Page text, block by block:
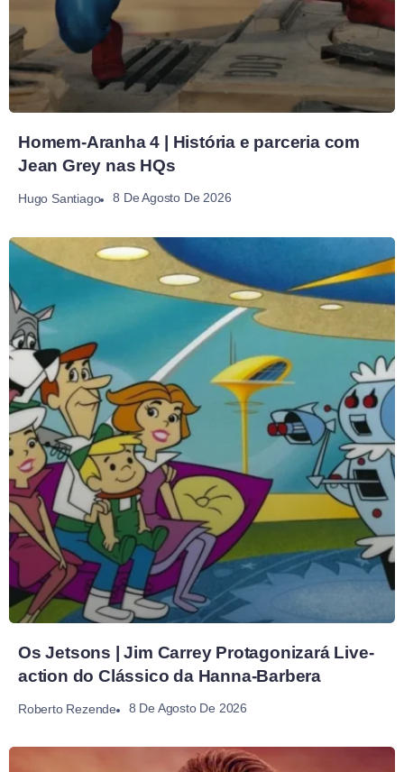
Homem-Aranha 4 | História e parceria com
Jean Grey nas HQs
Hugo Santiago 8 De Agosto De 2026
Os Jetsons | Jim Carrey Protagonizará Live-
action do Clássico da Hanna-Barbera
Roberto Rezende 8 De Agosto De 2026